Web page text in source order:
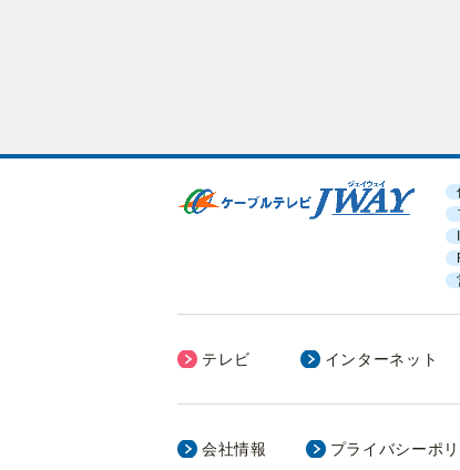
テレビ インターネット
会社情報 プライバシーポ